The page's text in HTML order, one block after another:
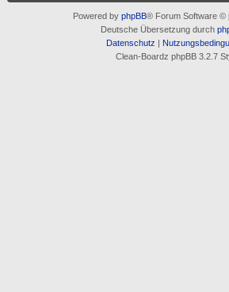
Powered by phpBB® Forum Software ©
Deutsche Übersetzung durch
Datenschutz
Clean-Boardz phpBB 3.2.7